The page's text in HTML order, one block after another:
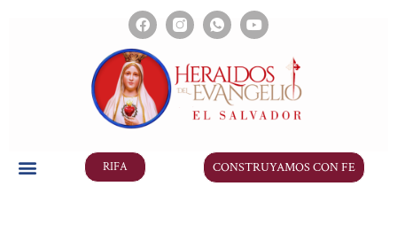
RIFA CONSTRUYAMOS CON FE